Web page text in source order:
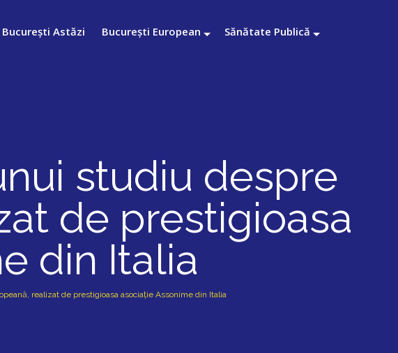
București Astăzi București European Sănătate Publică
studiu despre
de prestigioasa
din Italia
realizat de prestigioasa asociație Assonime din Italia